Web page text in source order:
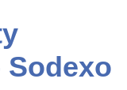
Sodexo